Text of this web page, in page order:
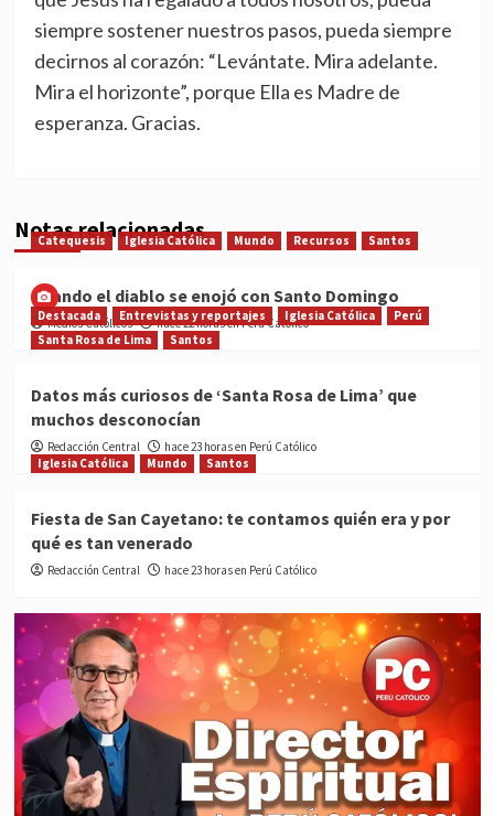
siempre sostener nuestros pasos, pueda siempre
decirnos al corazón: “Levántate. Mira adelante.
Mira el horizonte”, porque Ella es Madre de
esperanza. Gracias.
Notas relacionadas
Catequesis Iglesia Católica Mundo Recursos Santos
Cuando el diablo se enojó con Santo Domingo
Medios Católicos hace 22 horas en Perú Católico
Destacada Entrevistas y reportajes Iglesia Católica
Perú
Santa Rosa de Lima
Santos
Datos más curiosos de ‘Santa Rosa de Lima’ que
muchos desconocían
Redacción Central
hace 23 horas en Perú Católico
Iglesia Católica
Mundo Santos
Fiesta de San Cayetano: te contamos quién era y por
qué es tan venerado
Redacción Central hace 23 horas en Perú Católico